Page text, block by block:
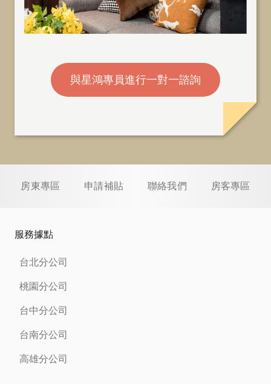
與星鴻專員進行一對一諮詢
房東專區 申請補貼 聯絡我們 房客專區
服務據點
台北分公司
桃園分公司
台中分公司
台南分公司
高雄分公司